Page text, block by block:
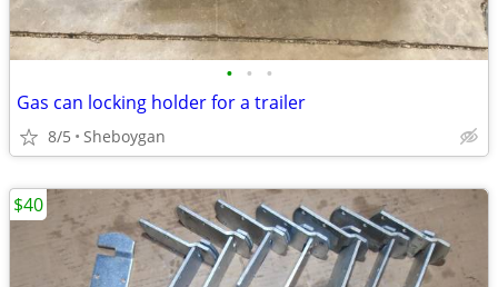
• • •
Gas can locking holder for a trailer
8/5 Sheboygan
$40